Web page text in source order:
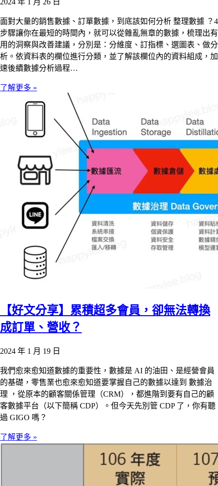
面對大量的銷售數據、訂單數據，到底該如何分析 整理數據 ？4
步驟讓你在最短的時間內，就可以從雜亂無章的數據，梳理出有
用的洞察與改善建議，分別是：分維度、訂指標、選圖表、做分
析。依資料表的欄位進行分類，並了解該欄位內的資料組成，加
速後續數據分析過程…
了解更多 »
【好文分享】累積超多會員，卻無法轉換
成訂單、營收？
2024 年 1 月 19 日
我們愈來愈知道數據的重要性，數據是 AI 的油田、是經營會員
的基礎，零售業也愈來愈知道要掌握自己的數據以達到 數據治
理 ，從原本的顧客關係管理（CRM），都進階到要有自己的顧
客數據平台（以下簡稱 CDP）。但今天先別管 CDP 了，你有聽
過 GIGO 嗎？
了解更多 »